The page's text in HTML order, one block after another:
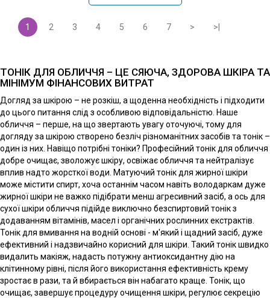
1 2 3 4 5 6 7 > >|
ТОНІК ДЛЯ ОБЛИЧЧЯ – ЦЕ СЯЮЧА, ЗДОРОВА ШКІРА ТА
МІНІМУМ ФІНАНСОВИХ ВИТРАТ
Догляд за шкірою – не розкіш, а щоденна необхідність і підходити
до цього питання слід з особливою відповідальністю. Наше
обличчя – перше, на що звертають увагу оточуючі, тому для
догляду за шкірою створено безліч різноманітних засобів та тонік –
один із них. Навіщо потрібні тоніки? Професійний тонік для обличчя
добре очищає, зволожує шкіру, освіжає обличчя та нейтралізує
вплив надто жорсткої води. Матуючий тонік для жирної шкіри
може містити спирт, хоча останнім часом навіть володаркам дуже
жирної шкіри не важко підібрати менш агресивний засіб, а ось для
сухої шкіри обличчя підійде виключно безспиртовий тонік з
додаванням вітамінів, масел і органічних рослинних екстрактів.
Тонік для вмивання на водній основі - м'який і щадний засіб, дуже
ефективний і надзвичайно корисний для шкіри. Такий тонік швидко
видалить макіяж, надасть потужну антиоксидантну дію на
клітинному рівні, після його використання ефективність крему
зростає в рази, та й вбирається він набагато краще. Тонік, що
очищає, завершує процедуру очищення шкіри, регулює секрецію